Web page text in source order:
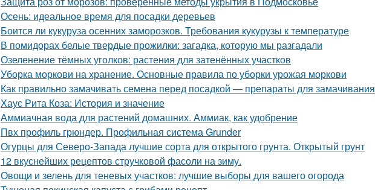
Осень: идеальное время для посадки деревьев
Боится ли кукуруза осенних заморозков. Требования кукурузы к температуре
В помидорах белые твердые прожилки: загадка, которую мы разгадали
Озеленение тёмных уголков: растения для затенённых участков
Уборка моркови на хранение. Основные правила по уборки урожая моркови
Как правильно замачивать семена перед посадкой — препараты для замачивания
Хаус Рита Коза: История и значение
Аммиачная вода для растений домашних. Аммиак, как удобрение
Пвх профиль грюндер. Профильная система Grunder
Огурцы для Северо-Запада лучшие сорта для открытого грунта. Открытый грунт
12 вкуснейших рецептов стручковой фасоли на зиму.
Овощи и зелень для теневых участков: лучшие выборы для вашего огорода